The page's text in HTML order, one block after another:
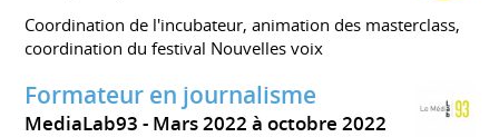
Coordination de l'incubateur, animation des masterclass,
coordination du festival Nouvelles voix
Formateur en journalisme
MediaLab93 Mars 2022 à octobre 2022